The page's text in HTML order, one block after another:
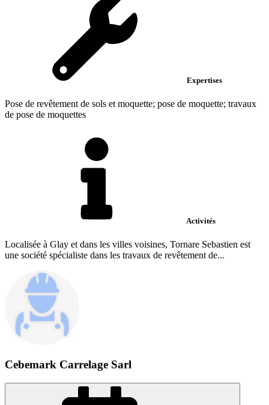
Expertises
Pose de revêtement de sols et moquette; pose de moquette; travaux
de pose de moquettes
Activités
Localisée à Glay et dans les villes voisines, Tornare Sebastien est
une société spécialiste dans les travaux de revêtement de...
Cebemark Carrelage Sarl